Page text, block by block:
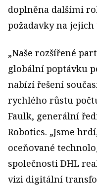
doplněna dalšími
požadavky na
„Naše rozšířené
globální poptávku
nabízí řešení
rychlého růstu
Faulk, generální
Robotics. „Jsme
oceňované
společnosti DHL
vizi digitální